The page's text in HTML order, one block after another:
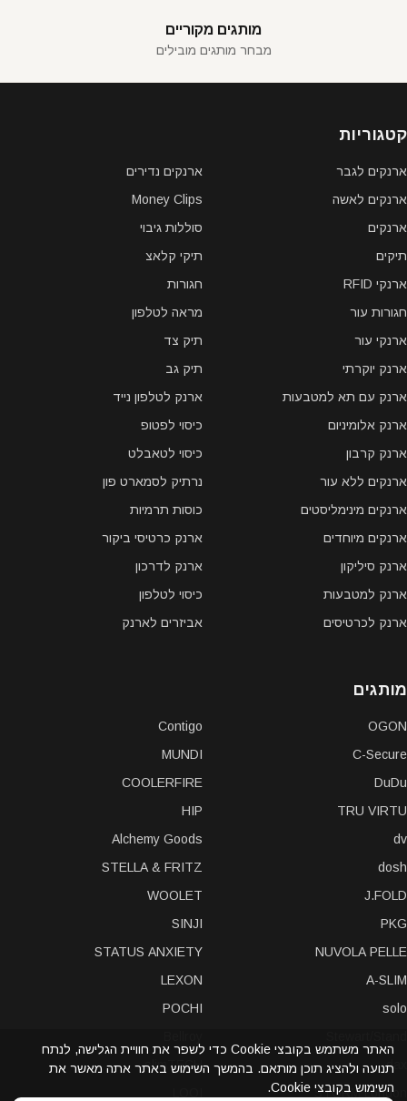
מותגים מקוריים
מבחר מותגים מובילים
קטגוריות
ארנקים לגבר
ארנקים לאשה
ארנקים
תיקים
ארנקי RFID
חגורות עור
ארנקי עור
ארנק יוקרתי
ארנק עם תא למטבעות
ארנק אלומיניום
ארנק קרבון
ארנקים ללא עור
ארנקים מינימליסטים
ארנקים מיוחדים
ארנק סיליקון
ארנק למטבעות
ארנק לכרטיסים
ארנקים נדירים
Money Clips
סוללות גיבוי
תיקי קלאצ
חגורות
מראה לטלפון
תיק צד
תיק גב
ארנק לטלפון נייד
כיסוי לפטופ
כיסוי לטאבלט
נרתיק לסמארט פון
כוסות תרמיות
ארנק כרטיסי ביקור
ארנק לדרכון
כיסוי לטלפון
אביזרים לארנק
מותגים
OGON
C-Secure
DuDu
TRU VIRTU
dv
dosh
J.FOLD
PKG
NUVOLA PELLE
A-SLIM
solo
dax
STORM London
Contigo
MUNDI
COOLERFIRE
HIP
Alchemy Goods
STELLA & FRITZ
WOOLET
SINJI
STATUS ANXIETY
LEXON
POCHI
slimTECH
האתר משתמש בקובצי Cookie כדי לשפר את חוויית הגלישה, לנתח
תנועה ולהציג תוכן מותאם. בהמשך השימוש באתר אתה מאשר את
השימוש בקובצי Cookie.